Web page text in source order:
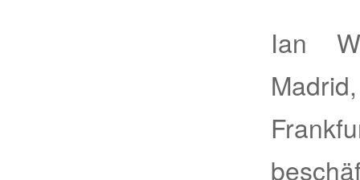
Ian